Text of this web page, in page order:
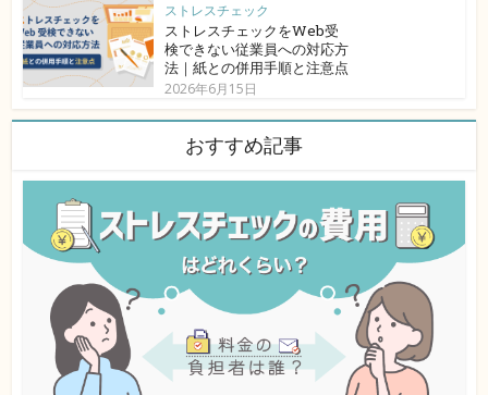
ストレスチェック
ストレスチェックをWeb受
検できない従業員への対応方
法｜紙との併用手順と注意点
2026年6月15日
おすすめ記事